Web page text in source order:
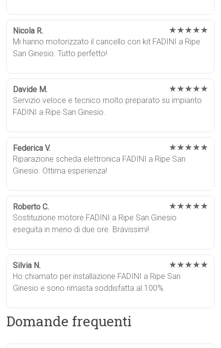
Nicola R. ★★★★★
Mi hanno motorizzato il cancello con kit FADINI a Ripe
San Ginesio. Tutto perfetto!
Davide M. ★★★★★
Servizio veloce e tecnico molto preparato su impianto
FADINI a Ripe San Ginesio.
Federica V. ★★★★★
Riparazione scheda elettronica FADINI a Ripe San
Ginesio. Ottima esperienza!
Roberto C. ★★★★★
Sostituzione motore FADINI a Ripe San Ginesio
eseguita in meno di due ore. Bravissimi!
Silvia N. ★★★★★
Ho chiamato per installazione FADINI a Ripe San
Ginesio e sono rimasta soddisfatta al 100%.
Domande frequenti